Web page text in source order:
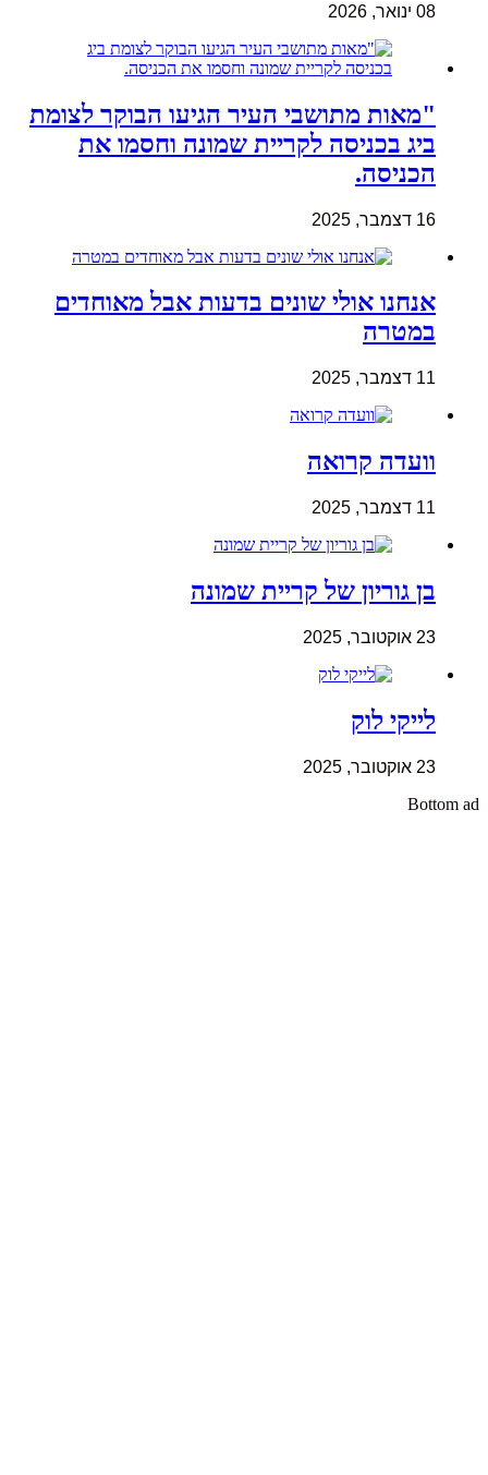
08 ינואר, 2026
"מאות מתושבי העיר הגיעו הבוקר לצומת
ביג בכניסה לקריית שמונה וחסמו את
הכניסה.
16 דצמבר, 2025
אנחנו אולי שונים בדעות אבל מאוחדים
במטרה
11 דצמבר, 2025
וועדה קרואה
11 דצמבר, 2025
בן גוריון של קריית שמונה
23 אוקטובר, 2025
לייקי לוק
23 אוקטובר, 2025
Bottom ad